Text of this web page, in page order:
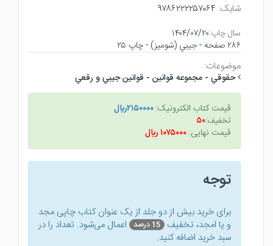
شابک: ۹۷۸۶۲۲۲۲۵۷۰۶۴
سال چاپ:۱۴۰۴/۰۷/۲۰
۲۸۶ صفحه - جيبي (شوميز) - چاپ ۲۵
موضوعات:
حقوقي - مجموعه قوانين - قوانين جيبي و رقعي
قیمت کتاب الکترونیک: ۲۱۵۰۰۰۰ريال
تخفیف:۵۰
قیمت نهایی: ۱۰۷۵۰۰۰ ريال
توجه
برای خرید بیش از دو جلد از یک عنوان کتاب‌ چاپی مجد
و یا امجد، تخفیف 15 درصد
اعمال می‌شود. تعداد را در
سبد خرید اضافه کنید.